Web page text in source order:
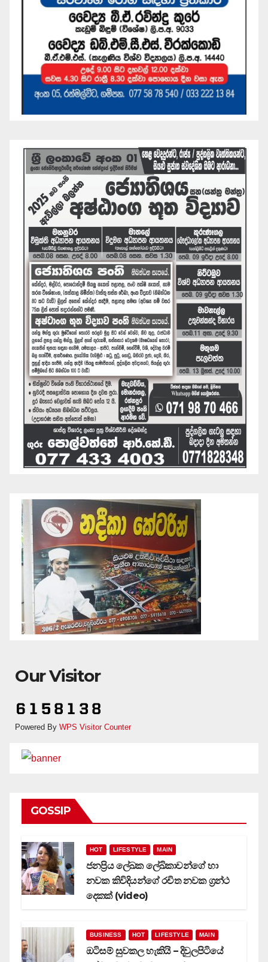
Our Visitor
Powered By WPS Visitor Counter
GOSSIP
HOT LIFESTYLE MAIN
ජනප්‍රිය ලේඛක ලේඛිකාවන්ගේ හා
නවක කිවිදියන්ගේ රචිත නවක ග්‍රන්ථ
දෙකක් (video)
BUSINESS HOT LIFESTYLE MAIN
ඔටිසම් සුවකල හැකියි – දිවුලපිටියේ